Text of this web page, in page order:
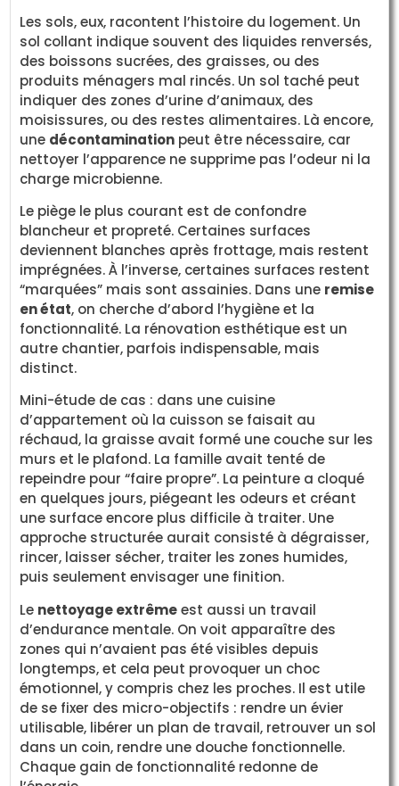
Les sols, eux, racontent l’histoire du logement. Un
sol collant indique souvent des liquides renversés,
des boissons sucrées, des graisses, ou des
produits ménagers mal rincés. Un sol taché peut
indiquer des zones d’urine d’animaux, des
moisissures, ou des restes alimentaires. Là encore,
une décontamination peut être nécessaire, car
nettoyer l’apparence ne supprime pas l’odeur ni la
charge microbienne.
Le piège le plus courant est de confondre
blancheur et propreté. Certaines surfaces
deviennent blanches après frottage, mais restent
imprégnées. À l’inverse, certaines surfaces restent
“marquées” mais sont assainies. Dans une remise
en état, on cherche d’abord l’hygiène et la
fonctionnalité. La rénovation esthétique est un
autre chantier, parfois indispensable, mais
distinct.
Mini-étude de cas : dans une cuisine
d’appartement où la cuisson se faisait au
réchaud, la graisse avait formé une couche sur les
murs et le plafond. La famille avait tenté de
repeindre pour “faire propre”. La peinture a cloqué
en quelques jours, piégeant les odeurs et créant
une surface encore plus difficile à traiter. Une
approche structurée aurait consisté à dégraisser,
rincer, laisser sécher, traiter les zones humides,
puis seulement envisager une finition.
Le nettoyage extrêmeest aussi un travail
d’endurance mentale. On voit apparaître des
zones qui n’avaient pas été visibles depuis
longtemps, et cela peut provoquer un choc
émotionnel, y compris chez les proches. Il est utile
de se fixer des micro-objectifs : rendre un évier
utilisable, libérer un plan de travail, retrouver un sol
dans un coin, rendre une douche fonctionnelle.
Chaque gain de fonctionnalité redonne de